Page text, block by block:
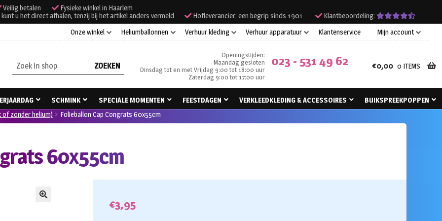
Veilig betalen
Fysieke winkel in Haarlem
u het direct afhalen, tenzij bij het artikel anders vermeld
Hofleverancier: een begrip sinds 1901
Klantbeoordeling:
Onze winkel
Heliumballonnen Verhuur kleding Verhuur apparatuur Klantenservice Mijn account
Zoeken
naar:
Openingstijden:
Maandag gesloten
Dinsdag tot en met Vrijdag 9:00 tot 18:00 uur
Zaterdag 9:00 tot 17:00 uur
023 - 531 49 62 €0,00 0 ITEMS
SCHMINK SPECIALE MOMENTEN FEESTDAGEN VERKLEEDKLEDING & ACCESSOIRES
BUIKSPREEKPOPPEN
of zonder helium) Folieballon Cap Congrats 60x55cm
60x55cm
€3,95